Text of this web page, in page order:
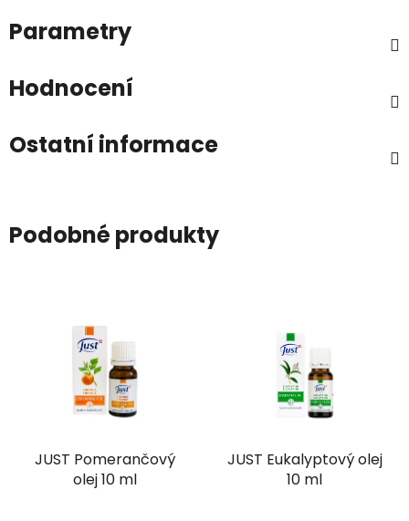
Parametry
Hodnocení
Ostatní informace
Podobné produkty
JUST Pomerančový
olej 10 ml
JUST Eukalyptový olej
10 ml